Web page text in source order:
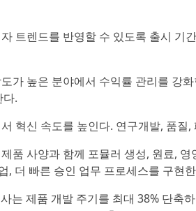
트렌드를 반영할 수 있도록 출시 기
가 높은 분야에서 수익률 관리를 강
다.
혁신 속도를 높인다. 연구개발, 품
품 사양과 함께 포뮬러 생성, 원료,
, 더 빠른 승인 업무 프로세스를 구현
는 제품 개발 주기를 최대 38% 단축